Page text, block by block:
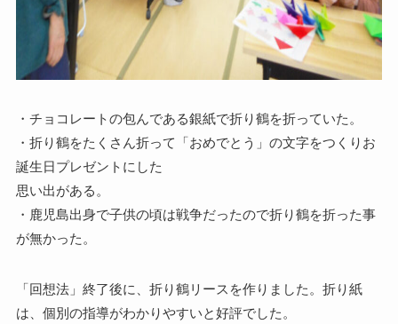
・チョコレートの包んである銀紙で折り鶴を折っていた。
・折り鶴をたくさん折って「おめでとう」の文字をつくりお
誕生日プレゼントにした
思い出がある。
・鹿児島出身で子供の頃は戦争だったので折り鶴を折った事
が無かった。
「回想法」終了後に、折り鶴リースを作りました。折り紙
は、個別の指導がわかりやすいと好評でした。